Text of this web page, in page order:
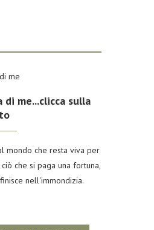
di me...clicca sulla
mondo che resta viva per
che si paga una fortuna,
nell'immondizia.